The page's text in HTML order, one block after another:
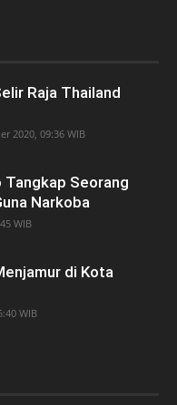
Raja Thailand
2020, 09:36 WIB
Tangkap Seorang
Narkoba
WIB
di Kota
WIB